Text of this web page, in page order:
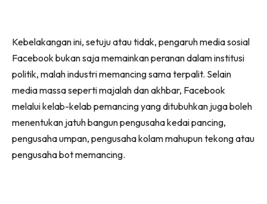
(Twitter)
Kebelakangan ini, setuju atau tidak, pengaruh media sosial
Facebook bukan saja memainkan peranan dalam institusi
politik, malah industri memancing sama terpalit. Selain
media massa seperti majalah dan akhbar, Facebook
melalui kelab-kelab pemancing yang ditubuhkan juga boleh
menentukan jatuh bangun pengusaha kedai pancing,
pengusaha umpan, pengusaha kolam mahupun tekong atau
pengusaha bot memancing.